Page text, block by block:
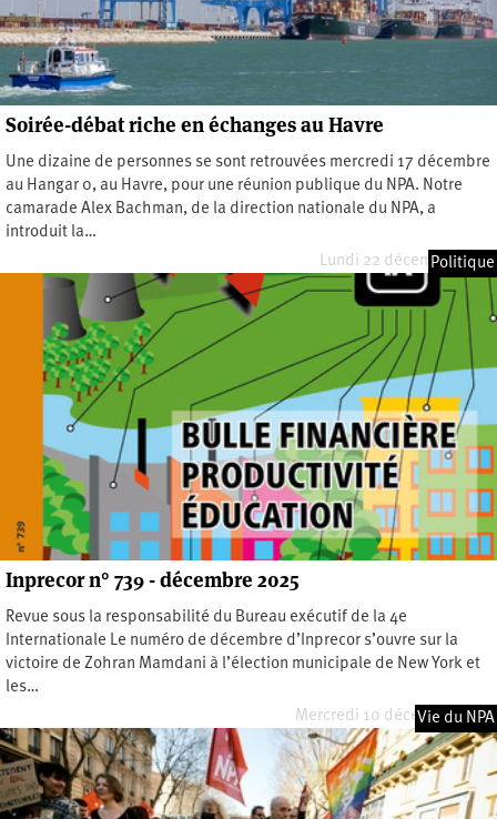
Soirée-débat riche en échanges au Havre
Une dizaine de personnes se sont retrouvées mercredi 17 décembre
au Hangar 0, au Havre, pour une réunion publique du NPA. Notre
camarade Alex Bachman, de la direction nationale du NPA, a
introduit la…
Lundi 22 décembre 2025
Politique
Inprecor n° 739 - décembre 2025
Revue sous la responsabilité du Bureau exécutif de la 4e
Internationale Le numéro de décembre d’Inprecor s’ouvre sur la
victoire de Zohran Mamdani à l’élection municipale de New York et
les…
Mercredi 10 décembre 2025
Vie du NPA